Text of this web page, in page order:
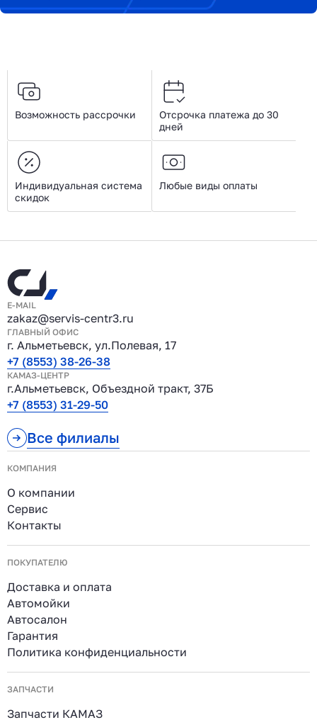
Возможность рассрочки
Отсрочка платежа до 30
дней
Индивидуальная система
скидок
Любые виды оплаты
E-MAIL
zakaz@servis-centr3.ru
ГЛАВНЫЙ ОФИС
г. Альметьевск, ул.Полевая, 17
+7 (8553) 38-26-38
КАМАЗ-ЦЕНТР
г.Альметьевск, Объездной тракт, 37Б
+7 (8553) 31-29-50
Все филиалы
КОМПАНИЯ
О компании
Сервис
Контакты
ПОКУПАТЕЛЮ
Доставка и оплата
Автомойки
Автосалон
Гарантия
Политика конфиденциальности
ЗАПЧАСТИ
Запчасти КАМАЗ